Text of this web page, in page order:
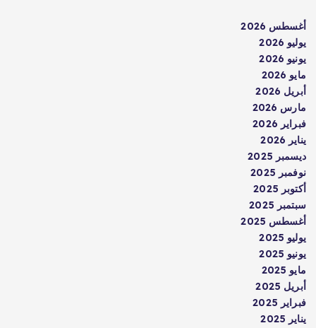
أغسطس 2026
يوليو 2026
يونيو 2026
مايو 2026
أبريل 2026
مارس 2026
فبراير 2026
يناير 2026
ديسمبر 2025
نوفمبر 2025
أكتوبر 2025
سبتمبر 2025
أغسطس 2025
يوليو 2025
يونيو 2025
مايو 2025
أبريل 2025
فبراير 2025
يناير 2025